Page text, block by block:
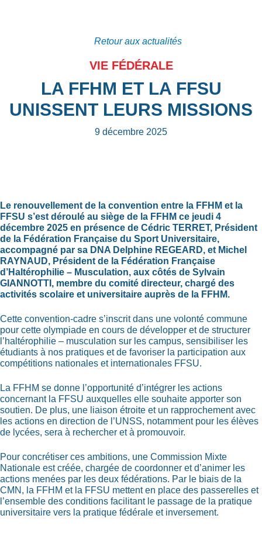
Retour aux actualités
VIE FÉDÉRALE
LA FFHM ET LA FFSU
UNISSENT LEURS MISSIONS
9 décembre 2025
Le renouvellement de la convention entre la FFHM et la
FFSU s’est déroulé au siège de la FFHM ce jeudi 4
décembre 2025 en présence de Cédric TERRET, Président
de la Fédération Française du Sport Universitaire,
accompagné par sa DNA Delphine REGEARD, et Michel
RAYNAUD, Président de la Fédération Française
d’Haltérophilie – Musculation, aux côtés de Sylvain
GIANNOTTI, membre du comité directeur, chargé des
activités scolaire et universitaire auprès de la FFHM.
Cette convention-cadre s’inscrit dans une volonté commune
pour cette olympiade en cours de développer et de structurer
l’haltérophilie – musculation sur les campus, sensibiliser les
étudiants à nos pratiques et de favoriser la participation aux
compétitions nationales et internationales FFSU.
La FFHM se donne l’opportunité d’intégrer les actions
concernant la FFSU auxquelles elle souhaite apporter son
soutien. De plus, une liaison étroite et un rapprochement avec
les actions en direction de l’UNSS, notamment pour les élèves
de lycées, sera à rechercher et à promouvoir.
Pour concrétiser ces ambitions, une Commission Mixte
Nationale est créée, chargée de coordonner et d’animer les
actions menées par les deux fédérations. Par le biais de la
CMN, la FFHM et la FFSU mettent en place des passerelles et
l’ensemble des conditions facilitant le passage de la pratique
universitaire vers la pratique fédérale et inversement.